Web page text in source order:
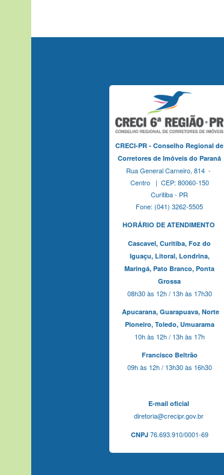
CRECI-PR - Conselho Regional de
Corretores de Imóveis do Paraná
Rua General Carneiro, 814 -
Centro | CEP: 80060-150
Curitiba - PR
Fone: (041) 3262-5505
HORÁRIO DE ATENDIMENTO
Cascavel, Curitiba, Foz do
Iguaçu, Litoral, Londrina,
Maringá, Pato Branco, Ponta
Grossa
08h30 às 12h / 13h às 17h30
Apucarana, Guarapuava, Norte
Pioneiro, Toledo, Umuarama
10h às 12h / 13h às 17h
Francisco Beltrão
09h às 12h / 13h30 às 16h30
E-mail oficial
diretoria@crecipr.gov.br
CNPJ76.693.910/0001-69